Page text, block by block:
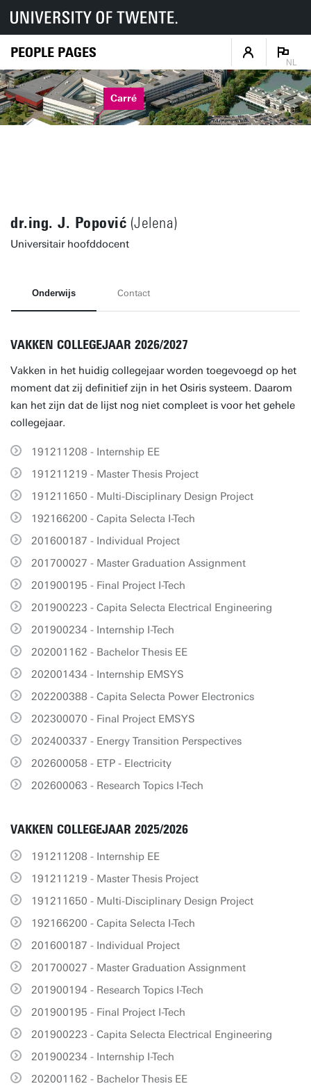
PEOPLE PAGES
NL
Carré
dr.ing. J. Popović (Jelena)
Universitair hoofddocent
Onderwijs Contact
VAKKEN COLLEGEJAAR 2026/2027
Vakken in het huidig collegejaar worden toegevoegd op het
moment dat zij definitief zijn in het Osiris systeem. Daarom
kan het zijn dat de lijst nog niet compleet is voor het gehele
collegejaar.
191211208 - Internship EE
191211219 - Master Thesis Project
191211650 - Multi-Disciplinary Design Project
192166200 - Capita Selecta I-Tech
201600187 - Individual Project
201700027 - Master Graduation Assignment
201900195 - Final Project I-Tech
201900223 - Capita Selecta Electrical Engineering
201900234 - Internship I-Tech
202001162 - Bachelor Thesis EE
202001434 - Internship EMSYS
202200388 - Capita Selecta Power Electronics
202300070 - Final Project EMSYS
202400337 - Energy Transition Perspectives
202600058 - ETP - Electricity
202600063 - Research Topics I-Tech
VAKKEN COLLEGEJAAR 2025/2026
191211208 - Internship EE
191211219 - Master Thesis Project
191211650 - Multi-Disciplinary Design Project
192166200 - Capita Selecta I-Tech
201600187 - Individual Project
201700027 - Master Graduation Assignment
201900194 - Research Topics I-Tech
201900195 - Final Project I-Tech
201900223 - Capita Selecta Electrical Engineering
201900234 - Internship I-Tech
202001162 - Bachelor Thesis EE